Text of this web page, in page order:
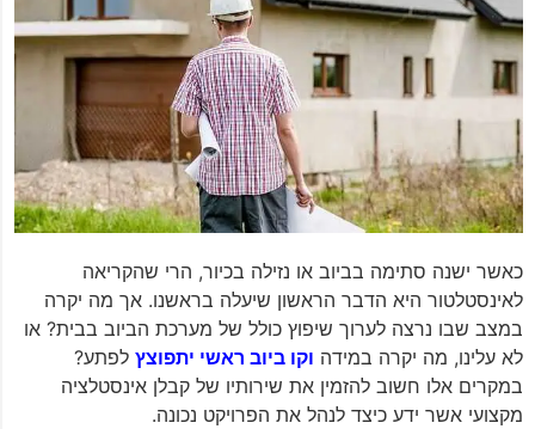
כאשר ישנה סתימה בביוב או נזילה בכיור, הרי שהקריאה
לאינסטלטור היא הדבר הראשון שיעלה בראשנו. אך מה יקרה
במצב שבו נרצה לערוך שיפוץ כולל של מערכת הביוב בבית? או
לא עלינו, מה יקרה במידה וקו ביוב ראשי יתפוצץ לפתע?
במקרים אלו חשוב להזמין את שירותיו של קבלן אינסטלציה
מקצועי אשר ידע כיצד לנהל את הפרויקט נכונה.